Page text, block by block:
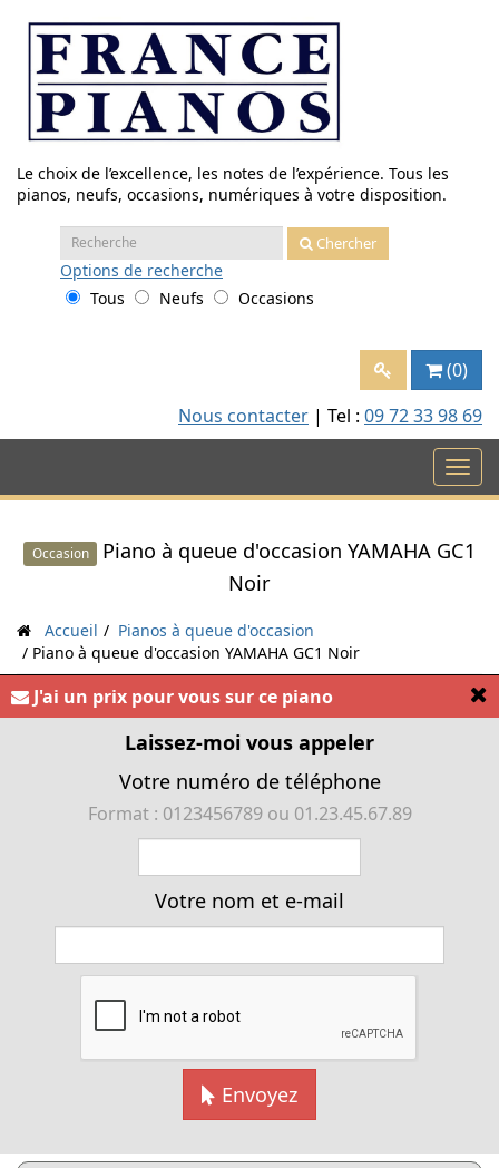
contenu
Le choix de l’excellence, les notes de l’expérience. Tous les
pianos, neufs, occasions, numériques à votre disposition.
Recherche
:
Chercher
Options de recherche
Tous
Neufs Occasions
(0)
Nous contacter | Tel : 09 72 33 98 69
Occasion Piano à queue d'occasion YAMAHA GC1
Noir
Accueil
Pianos à queue d'occasion
Piano à queue d'occasion YAMAHA GC1 Noir
« Piano à queue YAMAHA GC1 d'occasion noir
brillant. »
J'ai un prix pour vous sur ce piano
Laissez-moi vous appeler
Votre numéro de téléphone
Format : 0123456789 ou 01.23.45.67.89
Votre nom et e-mail
Envoyez